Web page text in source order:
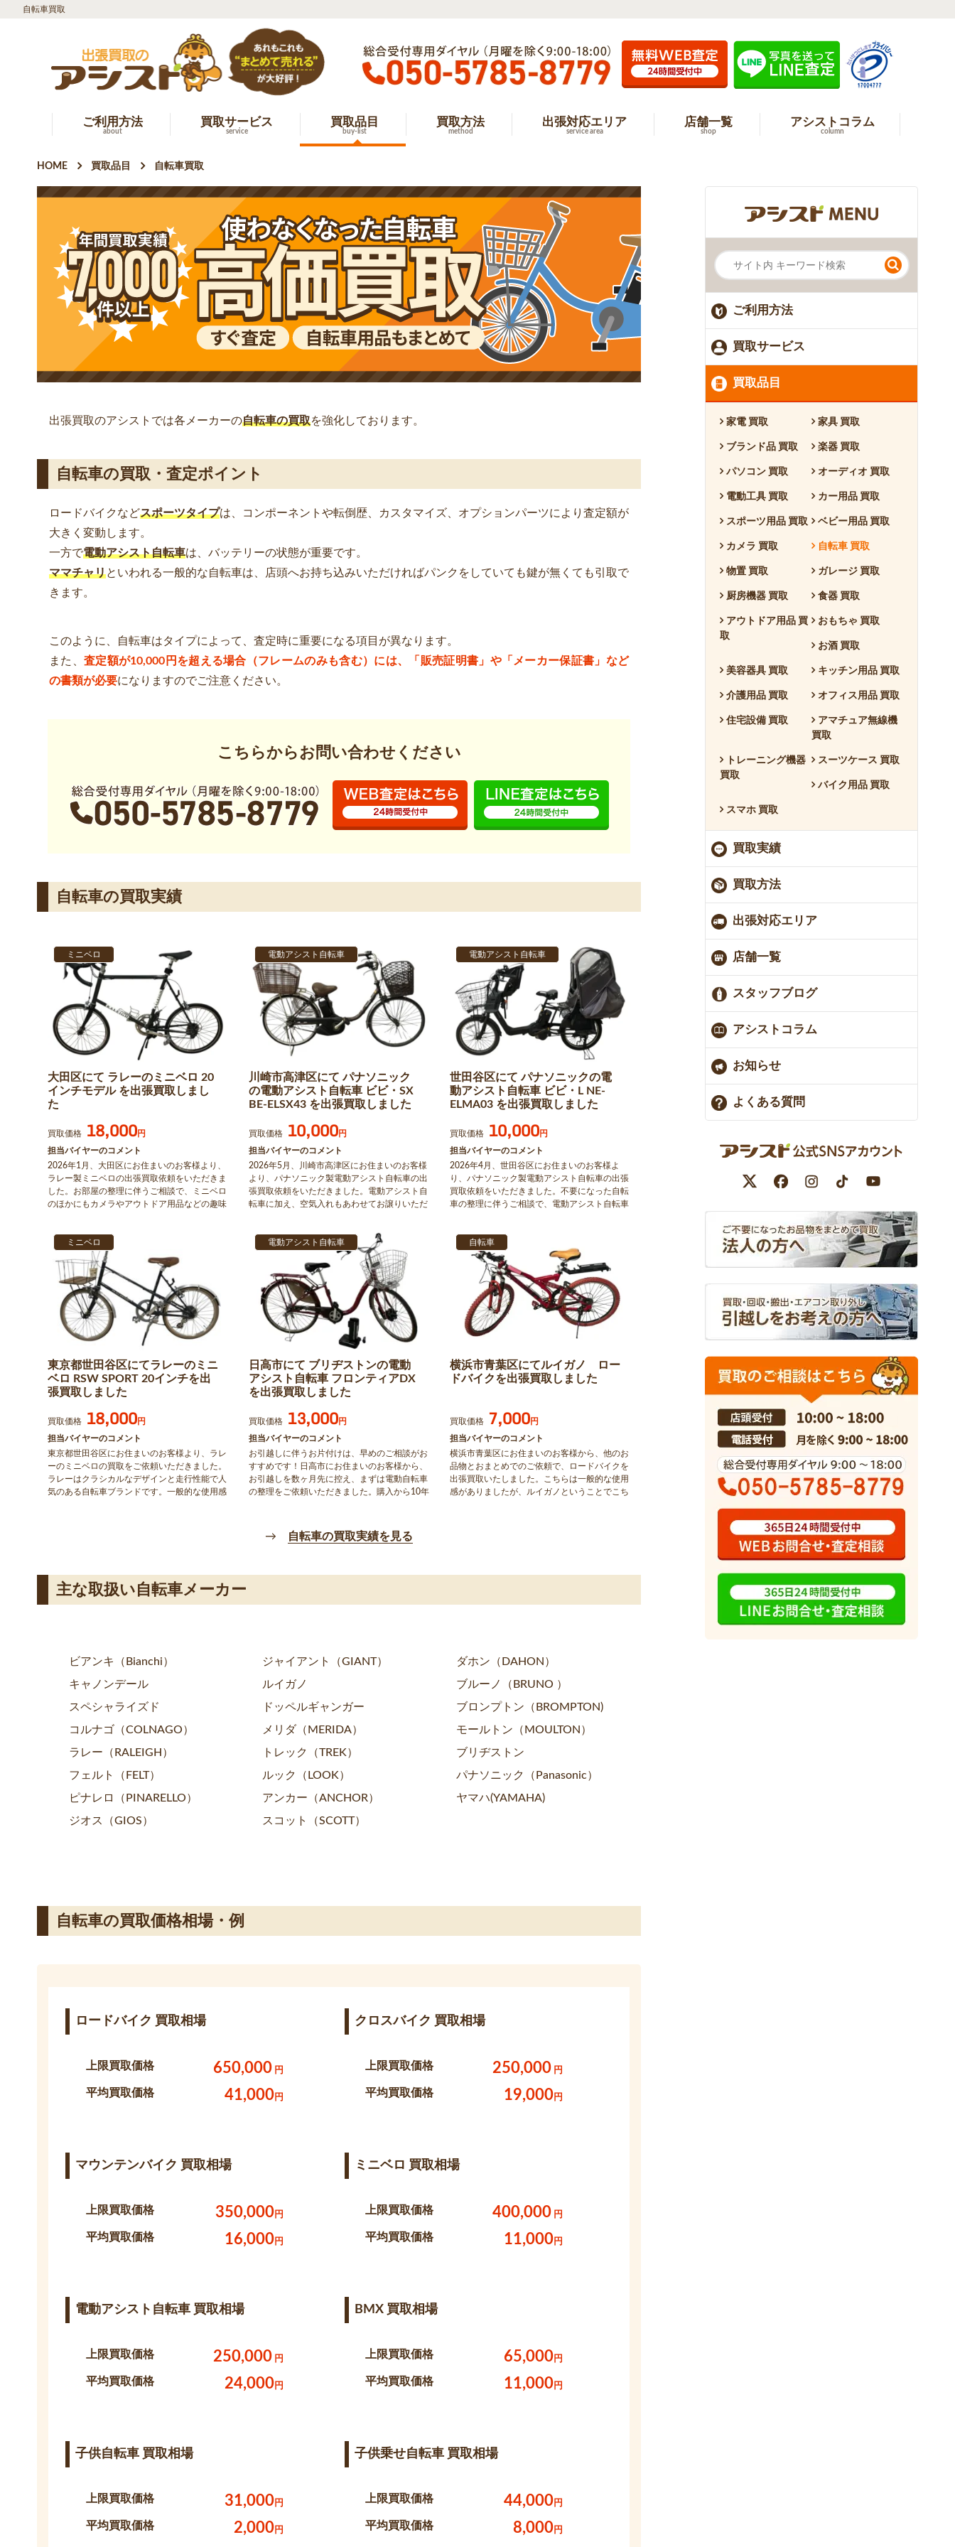
自転車買取
ご利用方法
about
買取サービス
service
買取品目
buy-list
買取方法
method
出張対応エリア
service area
店舗一覧
shop
アシストコラム
column
HOME 買取品目 自転車買取
出張買取のアシストでは各メーカーの自転車の買取を強化しております。
自転車の買取・査定ポイント
ロードバイクなどスポーツタイプは、コンポーネントや転倒歴、カスタマイズ、オプションパーツにより査定額が
大きく変動します。
一方で電動アシスト自転車は、バッテリーの状態が重要です。
ママチャリといわれる一般的な自転車は、店頭へお持ち込みいただければパンクをしていても鍵が無くても引取で
きます。
このように、自転車はタイプによって、査定時に重要になる項目が異なります。
また、 査定額が10,000円を超える場合（フレームのみも含む）には、「販売証明書」や「メーカー保証書」など
の書類が必要になりますのでご注意ください。
こちらからお問い合わせください
自転車の買取実績
ミニベロ
大田区にて ラレーのミニベロ 20
インチモデル を出張買取しまし
た
買取価格 18,000円
担当バイヤーのコメント
2026年1月、大田区にお住まいのお客様より、
ラレー製ミニベロの出張買取依頼をいただきま
した。お部屋の整理に伴うご相談で、ミニベロ
のほかにもカメラやアウトドア用品などの趣味
電動アシスト自転車
川崎市高津区にて パナソニック
の電動アシスト自転車 ビビ・SX
BE-ELSX43 を出張買取しました
買取価格 10,000円
担当バイヤーのコメント
2026年5月、川崎市高津区にお住まいのお客様
より、パナソニック製電動アシスト自転車の出
張買取依頼をいただきました。電動アシスト自
転車に加え、空気入れもあわせてお譲りいただ
せていただきました。
電動アシスト自転車
世田谷区にて パナソニックの電
動アシスト自転車 ビビ・L NE-
ELMA03 を出張買取しました
買取価格 10,000円
担当バイヤーのコメント
2026年4月、世田谷区にお住まいのお客様よ
り、パナソニック製電動アシスト自転車の出張
買取依頼をいただきました。不要になった自転
車の整理に伴うご相談で、電動アシスト自転車
ります。
ミニベロ
東京都世田谷区にてラレーのミニ
ベロ RSW SPORT 20インチを出
張買取しました
買取価格 18,000円
担当バイヤーのコメント
東京都世田谷区にお住まいのお客様より、ラレ
ーのミニベロの買取をご依頼いただきました。
ラレーはクラシカルなデザインと走行性能で人
気のある自転車ブランドです。一般的な使用感
電動アシスト自転車
日高市にて ブリヂストンの電動
アシスト自転車 フロンティアDX
を出張買取しました
買取価格 13,000円
担当バイヤーのコメント
お引越しに伴うお片付けは、早めのご相談がお
すすめです！日高市にお住まいのお客様から、
お引越しを数ヶ月先に控え、まずは電動自転車
の整理をご依頼いただきました。購入から10年
ていただきました。
自転車
横浜市青葉区にてルイガノ ロー
ドバイクを出張買取しました
買取価格 7,000円
担当バイヤーのコメント
横浜市青葉区にお住まいのお客様から、他のお
品物とおまとめでのご依頼で、ロードバイクを
出張買取いたしました。こちらは一般的な使用
感がありましたが、ルイガノということでこち
→ 自転車の買取実績を見る
主な取扱い自転車メーカー
ビアンキ（Bianchi）
キャノンデール
スペシャライズド
コルナゴ（COLNAGO）
ラレー（RALEIGH）
フェルト（FELT）
ピナレロ（PINARELLO）
ジオス（GIOS）
ジャイアント（GIANT）
ルイガノ
ドッペルギャンガー
メリダ（MERIDA）
トレック（TREK）
ルック（LOOK）
アンカー（ANCHOR）
スコット（SCOTT）
ダホン（DAHON）
ブルーノ（BRUNO ）
ブロンプトン（BROMPTON)
モールトン（MOULTON）
ブリヂストン
パナソニック（Panasonic）
ヤマハ(YAMAHA)
自転車の買取価格相場・例
ロードバイク 買取相場
上限買取価格 650,000 円
平均買取価格 41,000円
クロスバイク 買取相場
上限買取価格 250,000 円
平均買取価格 19,000円
マウンテンバイク 買取相場
上限買取価格 350,000円
平均買取価格 16,000円
ミニベロ 買取相場
上限買取価格 400,000 円
平均買取価格 11,000円
電動アシスト自転車 買取相場
上限買取価格 250,000 円
平均買取価格 24,000円
BMX 買取相場
上限買取価格 65,000円
平均買取価格 11,000円
子供自転車 買取相場
上限買取価格 31,000円
平均買取価格 2,000円
子供乗せ自転車 買取相場
上限買取価格 44,000円
平均買取価格 8,000円
ご利用方法
買取サービス
買取品目
家電 買取 家具 買取
ブランド品 買取 楽器 買取
パソコン 買取 オーディオ 買取
電動工具 買取 カー用品 買取
スポーツ用品 買取 ベビー用品 買取
カメラ 買取 自転車 買取
物置 買取 ガレージ 買取
厨房機器 買取 食器 買取
アウトドア用品 買
取
おもちゃ 買取
お酒 買取
美容器具 買取 キッチン用品 買取
介護用品 買取 オフィス用品 買取
住宅設備 買取
アマチュア無線機
買取
トレーニング機器
買取
スーツケース 買取
バイク用品 買取
スマホ 買取
買取実績
買取方法
出張対応エリア
店舗一覧
スタッフブログ
アシストコラム
お知らせ
よくある質問